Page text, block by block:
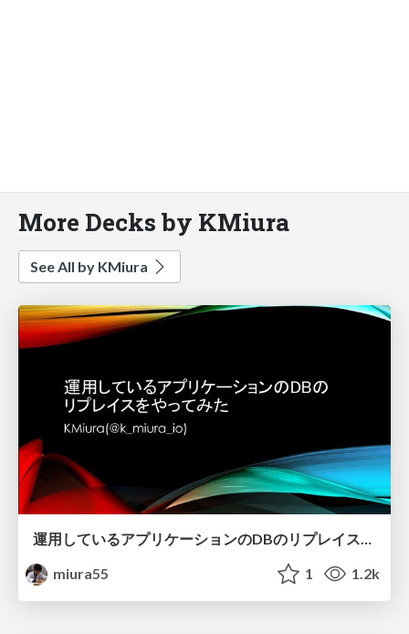
More Decks by KMiura
See All by KMiura
運用しているアプリケーションのDBのリプレイスをやってみた
miura55
1 1.2k